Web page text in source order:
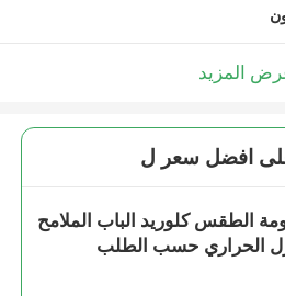
المزيد
افضل سعر ل
الطقس كلوريد الباب الملامح
الحراري حسب الطلب